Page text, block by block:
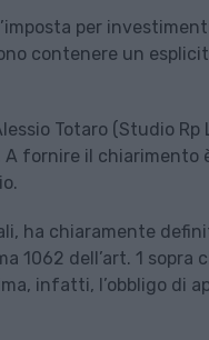
per
contenere un
Totaro (Studio Rp
fornire il chiarimento
ha chiaramente
1062 dell’art. 1
infatti, l’obbligo di